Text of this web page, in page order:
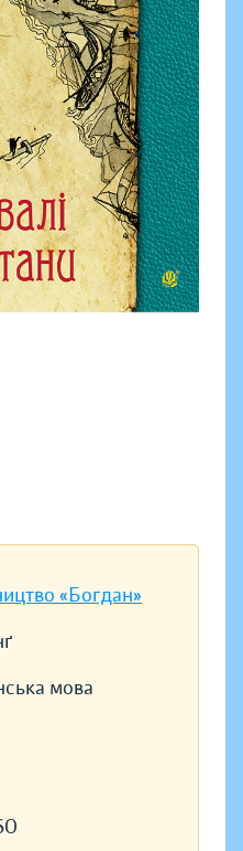
«Богдан»
мова